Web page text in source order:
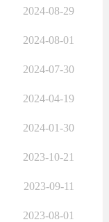
2024-08-29
2024-08-01
2024-07-30
2024-04-19
2024-01-30
2023-10-21
2023-09-11
2023-08-01